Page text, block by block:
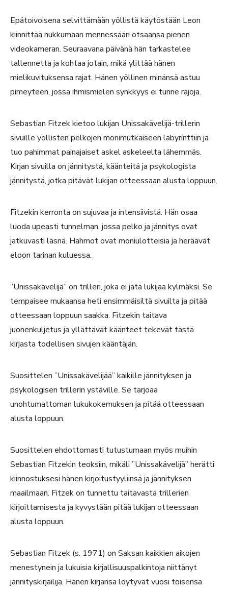
Epätoivoisena selvittämään yöllistä käytöstään Leon
kiinnittää nukkumaan mennessään otsaansa pienen
videokameran. Seuraavana päivänä hän tarkastelee
tallennetta ja kohtaa jotain, mikä ylittää hänen
mielikuvituksensa rajat. Hänen yöllinen minänsä astuu
pimeyteen, jossa ihmismielen synkkyys ei tunne rajoja.
Sebastian Fitzek kietoo lukijan Unissakävelijä-trillerin
sivuille yöllisten pelkojen monimutkaiseen labyrinttiin ja
tuo pahimmat painajaiset askel askeleelta lähemmäs.
Kirjan sivuilla on jännitystä, käänteitä ja psykologista
jännitystä, jotka pitävät lukijan otteessaan alusta loppuun.
Fitzekin kerronta on sujuvaa ja intensiivistä. Hän osaa
luoda upeasti tunnelman, jossa pelko ja jännitys ovat
jatkuvasti läsnä. Hahmot ovat moniulotteisia ja heräävät
eloon tarinan kuluessa.
”Unissakävelijä” on trilleri, joka ei jätä lukijaa kylmäksi. Se
tempaisee mukaansa heti ensimmäisiltä sivuilta ja pitää
otteessaan loppuun saakka. Fitzekin taitava
juonenkuljetus ja yllättävät käänteet tekevät tästä
kirjasta todellisen sivujen kääntäjän.
Suosittelen ”Unissakävelijää” kaikille jännityksen ja
psykologisen trillerin ystäville. Se tarjoaa
unohtumattoman lukukokemuksen ja pitää otteessaan
alusta loppuun.
Suosittelen ehdottomasti tutustumaan myös muihin
Sebastian Fitzekin teoksiin, mikäli ”Unissakävelijä” herätti
kiinnostuksesi hänen kirjoitustyyliinsä ja jännityksen
maailmaan. Fitzek on tunnettu taitavasta trillerien
kirjoittamisesta ja kyvystään pitää lukijan otteessaan
alusta loppuun.
Sebastian Fitzek (s. 1971) on Saksan kaikkien aikojen
menestynein ja lukuisia kirjallisuuspalkintoja niittänyt
jännityskirjailija. Hänen kirjansa löytyvät vuosi toisensa